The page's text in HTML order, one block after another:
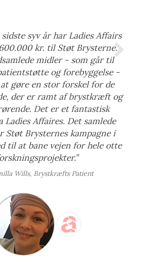
sidste syv år har Ladies Affairs
kr. til Støt Brysterne.
midler - som går til
og forebyggelse -
gøre en stor forskel for de
der er ramt af brystkræft og
Det er et fantastisk
Ladies Affaires. Det samlede
Støt Brysternes kampagne i
til at bane vejen for hele otte
Wills, Brystkræfts Patient